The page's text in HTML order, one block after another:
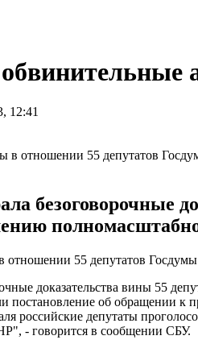
12:41
безоговорочные
отношении 55 депутатов
доказательства вины 55
постановление об обращении к
российские депутаты
- говорится в сообщении СБУ.